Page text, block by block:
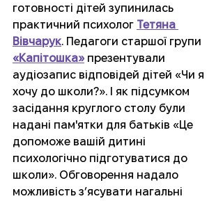
готовності дітей зупинилась
практичний психолог Тетяна
Вівчарук. Педагоги старшої групи
«Капітошка» презентували
аудіозапис відповідей дітей «Чи я
хочу до школи?». І як підсумком
засідання круглого столу були
надані пам'ятки для батьків «Це
допоможе вашій дитині
психологічно підготуватися до
школи». Обговорення надало
можливість з’ясувати нагальні